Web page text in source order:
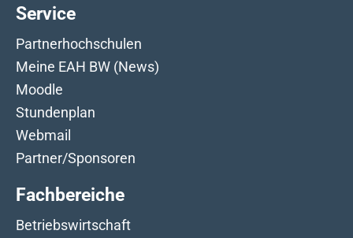
Service
Partnerhochschulen
Meine EAH BW (News)
Moodle
Stundenplan
Webmail
Partner/Sponsoren
Fachbereiche
Betriebswirtschaft